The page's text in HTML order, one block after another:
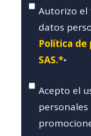
Autorizo
datos
Política de
SAS.**
Acepto el